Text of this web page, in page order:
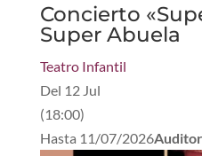
Concierto
Super Abuela
Teatro Infantil
Del 12 Jul
(18:00)
Hasta 11/07/2026